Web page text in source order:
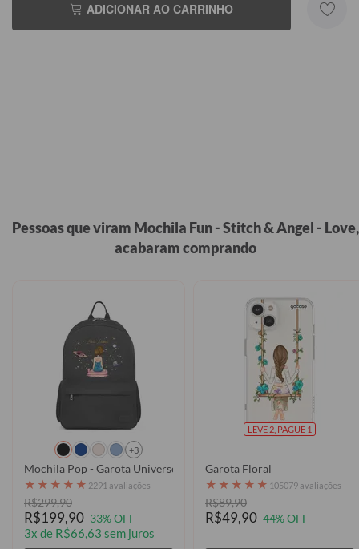
ADICIONAR AO CARRINHO
Pessoas que viram Mochila Fun - Stitch & Angel - Love,
acabaram comprando
+3
Mochila Pop - Garota Universo
★ ★ ★ ★ ★ 2291 avaliações
R$299,90
R$199,90 33% OFF
3x de R$66,63 sem juros
LEVE 2, PAGUE 1
Garota Floral
★ ★ ★ ★ ★ 105079 avaliações
R$89,90
R$49,90 44% OFF